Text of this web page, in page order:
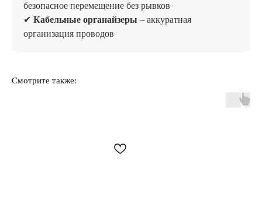
безопасное перемещение без рывков
✔ Кабельные органайзеры – аккуратная
организация проводов
Смотрите также:Отзывы